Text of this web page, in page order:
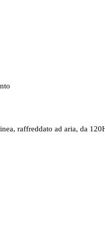
raffreddato ad aria, da